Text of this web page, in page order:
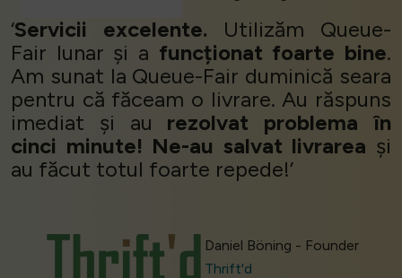
‘Servicii excelente. Utilizăm Queue-
Fair lunar și a funcționat foarte bine.
Am sunat la Queue-Fair duminică seara
pentru că făceam o livrare. Au răspuns
imediat și au rezolvat problema în
cinci minute! Ne-au salvat livrarea și
au făcut totul foarte repede!’
Daniel Böning - Founder
Thrift'd